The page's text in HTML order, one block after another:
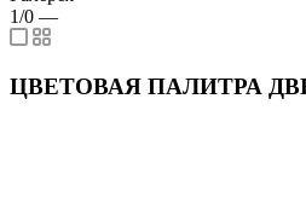
1/0 —
ЦВЕТОВАЯ ПАЛИТРА